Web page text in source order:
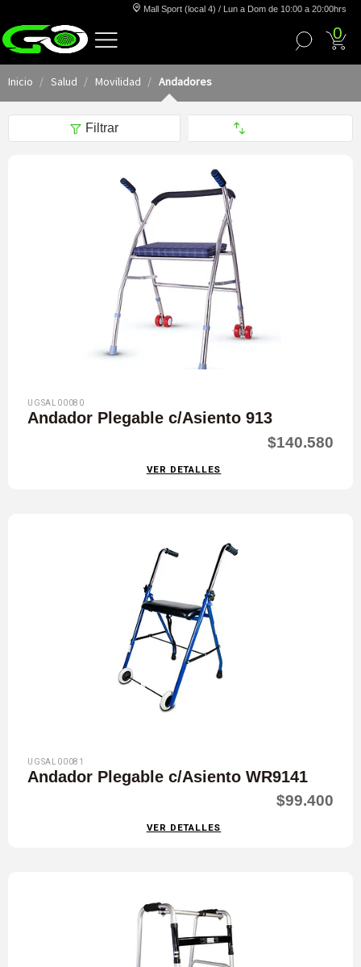
Mall Sport (local 4) / Lun a Dom de 10:00 a 20:00hrs
0
Inicio Salud Movilidad Andadores
Filtrar
UGSAL00080
Andador Plegable c/Asiento 913
$140.580
VER DETALLES
UGSAL00081
Andador Plegable c/Asiento WR9141
$99.400
VER DETALLES